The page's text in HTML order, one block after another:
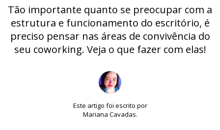
Tão importante quanto se preocupar com a
estrutura e funcionamento do escritório, é
preciso pensar nas áreas de convivência do
seu coworking. Veja o que fazer com elas!
Este artigo foi escrito por
Mariana Cavadas.